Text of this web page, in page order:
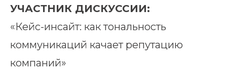
УЧАСТНИК ДИСКУССИИ:
«Кейс-инсайт: как тональность
коммуникаций качает репутацию
компаний»